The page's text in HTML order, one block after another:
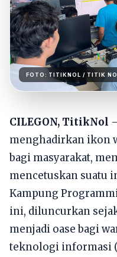
FOTO: TITIKNOL / TITIK
CILEGON, TitikNol
menghadirkan ikon
bagi masyarakat,
mencetuskan suatu
Kampung
ini, diluncurkan
menjadi oase bagi
teknologi informasi